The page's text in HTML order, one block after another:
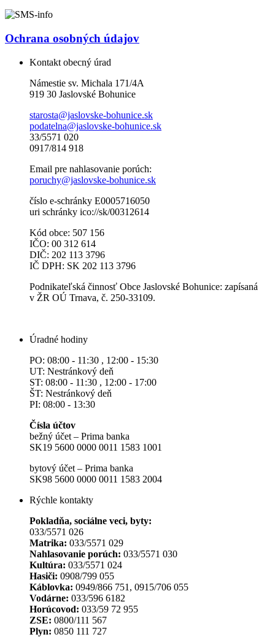
Ochrana osobných údajov
Kontakt obecný úrad
Námestie sv. Michala 171/4A
919 30 Jaslovské Bohunice
starosta@jaslovske-bohunice.sk
podatelna@jaslovske-bohunice.sk
33/5571 020
0917/814 918
Email pre nahlasovanie porúch:
poruchy@jaslovske-bohunice.sk
číslo e-schránky E0005716050
uri schránky ico://sk/00312614
Kód obce: 507 156
IČO: 00 312 614
DIČ: 202 113 3796
IČ DPH: SK 202 113 3796
Podnikateľská činnosť Obce Jaslovské Bohunice: zapísaná
v ŽR OÚ Trnava, č. 250-33109.
Úradné hodiny
PO: 08:00 - 11:30 , 12:00 - 15:30
UT: Nestránkový deň
ST: 08:00 - 11:30 , 12:00 - 17:00
ŠT: Nestránkový deň
PI: 08:00 - 13:30
Čísla účtov
bežný účet – Prima banka
SK19 5600 0000 0011 1583 1001
bytový účet – Prima banka
SK98 5600 0000 0011 1583 2004
Rýchle kontakty
Pokladňa, sociálne veci, byty:
033/5571 026
Matrika: 033/5571 029
Nahlasovanie porúch: 033/5571 030
Kultúra: 033/5571 024
Hasiči: 0908/799 055
Káblovka: 0949/866 751, 0915/706 055
Vodárne: 033/596 6182
Horúcovod: 033/59 72 955
ZSE: 0800/111 567
Plyn: 0850 111 727